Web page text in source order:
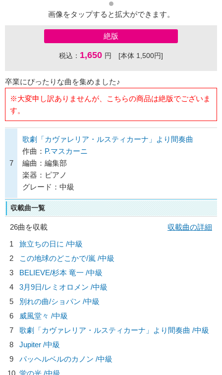
画像をタップすると拡大ができます。
絶版
税込： 1,650 円 [本体 1,500円]
卒業にぴったりな曲を集めました♪
※大変申し訳ありませんが、こちらの商品は絶版でございま
す。
7
歌劇「カヴァレリア・ルスティカーナ」より間奏曲
作曲： P.マスカーニ
編曲：編集部
楽器：ピアノ
グレード：中級
収載曲一覧
26曲を収載
収載曲の詳細
1
旅立ちの日に /中級
2
この地球のどこかで/嵐 /中級
3
BELIEVE/杉本 竜一 /中級
4
3月9日/レミオロメン /中級
5
別れの曲/ショパン /中級
6
威風堂々 /中級
7
歌劇「カヴァレリア・ルスティカーナ」より間奏曲 /中級
8
Jupiter /中級
9
パッヘルベルのカノン /中級
10 蛍の光 /中級